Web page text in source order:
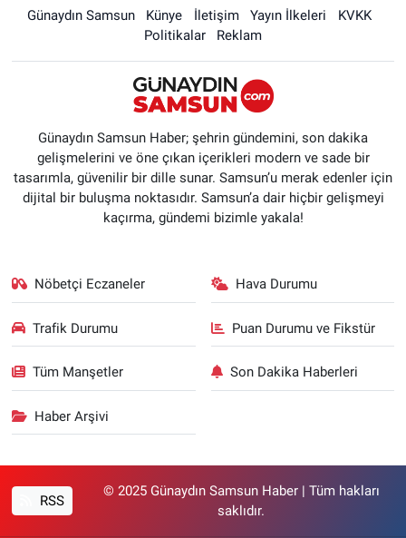
Günaydın Samsun Künye İletişim Yayın İlkeleri
KVKK
Politikalar
Reklam
Günaydın Samsun Haber; şehrin gündemini, son dakika
gelişmelerini ve öne çıkan içerikleri modern ve sade bir
tasarımla, güvenilir bir dille sunar. Samsun’u merak edenler için
dijital bir buluşma noktasıdır. Samsun’a dair hiçbir gelişmeyi
kaçırma, gündemi bizimle yakala!
Nöbetçi Eczaneler Hava Durumu
Trafik Durumu Puan Durumu ve Fikstür
Tüm Manşetler Son Dakika Haberleri
Haber Arşivi
RSS
© 2025 Günaydın Samsun Haber | Tüm hakları
saklıdır.